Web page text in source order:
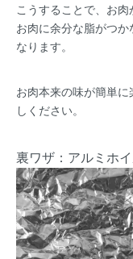
こうすることで、お
お肉に余分な脂がつか
なります。
お肉本来の味が簡単
しください。
裏ワザ：アルミホ